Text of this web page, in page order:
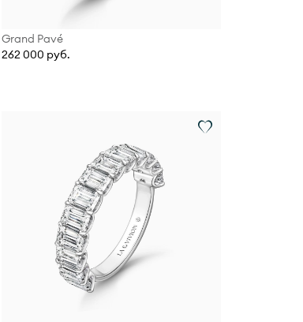
Grand Pavé
262 000 руб.